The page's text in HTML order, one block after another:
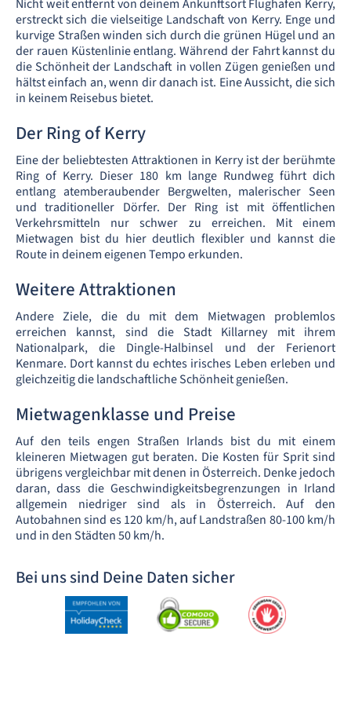
Nicht weit entfernt von deinem Ankunftsort Flughafen Kerry,
erstreckt sich die vielseitige Landschaft von Kerry. Enge und
kurvige Straßen winden sich durch die grünen Hügel und an
der rauen Küstenlinie entlang. Während der Fahrt kannst du
die Schönheit der Landschaft in vollen Zügen genießen und
hältst einfach an, wenn dir danach ist. Eine Aussicht, die sich
in keinem Reisebus bietet.
Der Ring of Kerry
Eine der beliebtesten Attraktionen in Kerry ist der berühmte
Ring of Kerry. Dieser 180 km lange Rundweg führt dich
entlang atemberaubender Bergwelten, malerischer Seen
und traditioneller Dörfer. Der Ring ist mit öffentlichen
Verkehrsmitteln nur schwer zu erreichen. Mit einem
Mietwagen bist du hier deutlich flexibler und kannst die
Route in deinem eigenen Tempo erkunden.
Weitere Attraktionen
Andere Ziele, die du mit dem Mietwagen problemlos
erreichen kannst, sind die Stadt Killarney mit ihrem
Nationalpark, die Dingle-Halbinsel und der Ferienort
Kenmare. Dort kannst du echtes irisches Leben erleben und
gleichzeitig die landschaftliche Schönheit genießen.
Mietwagenklasse und Preise
Auf den teils engen Straßen Irlands bist du mit einem
kleineren Mietwagen gut beraten. Die Kosten für Sprit sind
übrigens vergleichbar mit denen in Österreich. Denke jedoch
daran, dass die Geschwindigkeitsbegrenzungen in Irland
allgemein niedriger sind als in Österreich. Auf den
Autobahnen sind es 120 km/h, auf Landstraßen 80-100 km/h
und in den Städten 50 km/h.
Bei uns sind Deine Daten sicher